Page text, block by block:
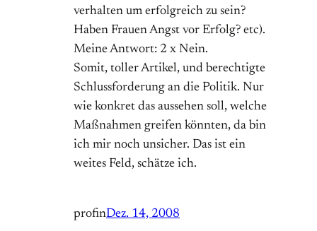
verhalten um erfolgreich zu sein?
Haben Frauen Angst vor Erfolg? etc).
Meine Antwort: 2 x Nein.
Somit, toller Artikel, und berechtigte
Schlussforderung an die Politik. Nur
wie konkret das aussehen soll, welche
Maßnahmen greifen könnten, da bin
ich mir noch unsicher. Das ist ein
weites Feld, schätze ich.
profinDez. 14, 2008